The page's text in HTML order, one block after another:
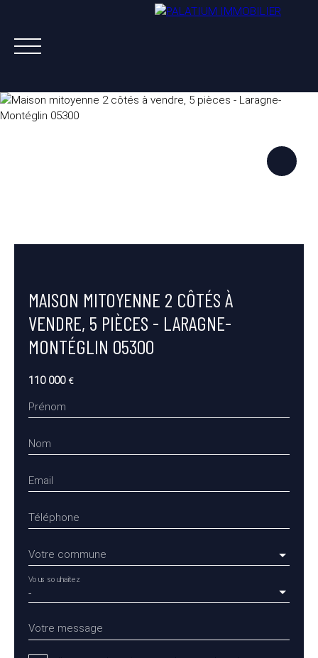
MAISON MITOYENNE 2 CÔTÉS À
VENDRE, 5 PIÈCES - LARAGNE-
MONTÉGLIN 05300
110 000 €
Prénom
Nom
Email
Téléphone
Votre commune
-
Vous souhaitez
Votre message